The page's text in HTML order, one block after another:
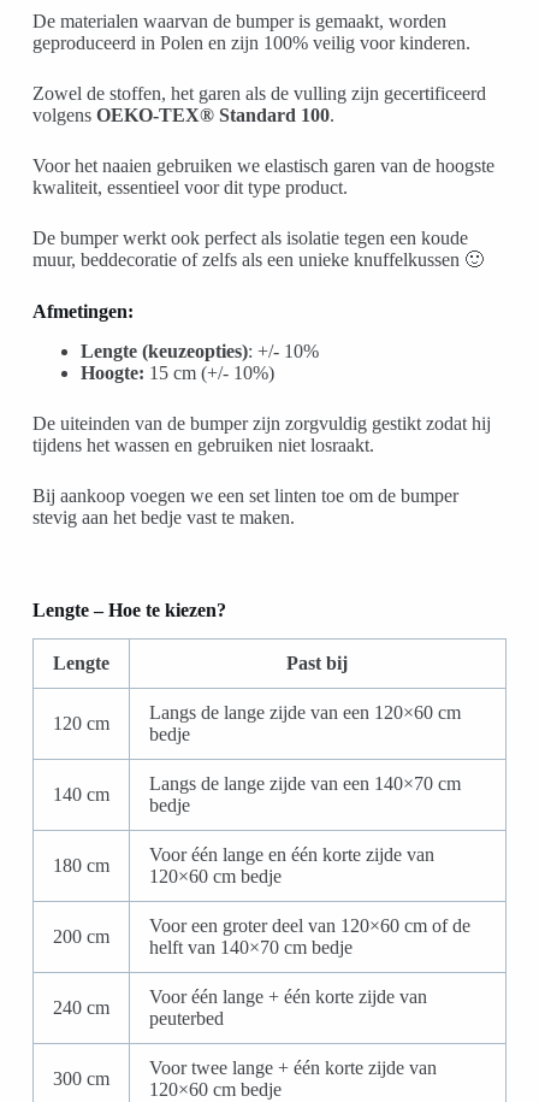
De materialen waarvan de bumper is gemaakt, worden
geproduceerd in Polen en zijn 100% veilig voor kinderen.
Zowel de stoffen, het garen als de vulling zijn gecertificeerd
volgens OEKO-TEX® Standard 100.
Voor het naaien gebruiken we elastisch garen van de hoogste
kwaliteit, essentieel voor dit type product.
De bumper werkt ook perfect als isolatie tegen een koude
muur, beddecoratie of zelfs als een unieke knuffelkussen 🙂
Afmetingen:
Lengte (keuzeopties): +/- 10%
Hoogte: 15 cm (+/- 10%)
De uiteinden van de bumper zijn zorgvuldig gestikt zodat hij
tijdens het wassen en gebruiken niet losraakt.
Bij aankoop voegen we een set linten toe om de bumper
stevig aan het bedje vast te maken.
Lengte – Hoe te kiezen?
Lengte Past bij
120 cm
Langs de lange zijde van een 120×60 cm
bedje
140 cm
Langs de lange zijde van een 140×70 cm
bedje
180 cm
Voor één lange en één korte zijde van
120×60 cm bedje
200 cm
Voor een groter deel van 120×60 cm of de
helft van 140×70 cm bedje
240 cm
Voor één lange + één korte zijde van
peuterbed
300 cm
Voor twee lange + één korte zijde van
120×60 cm bedje